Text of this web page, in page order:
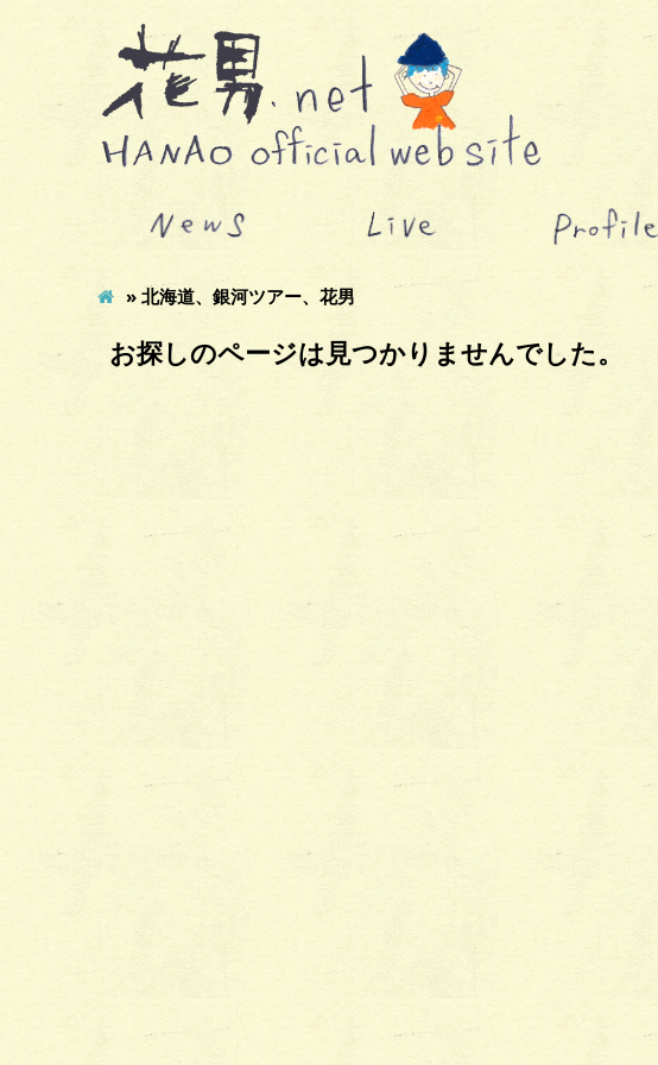
» 北海道、銀河ツアー、花男
お探しのページは見つかりませんでした。